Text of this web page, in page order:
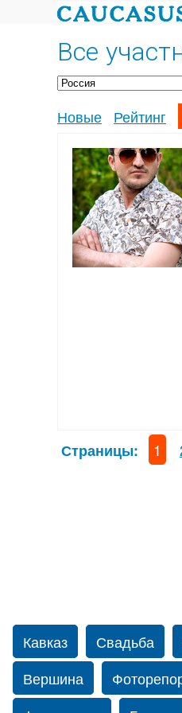
Все
Новые Рейтинг
Страницы: 1
Кавказ Свадьба
Вершина